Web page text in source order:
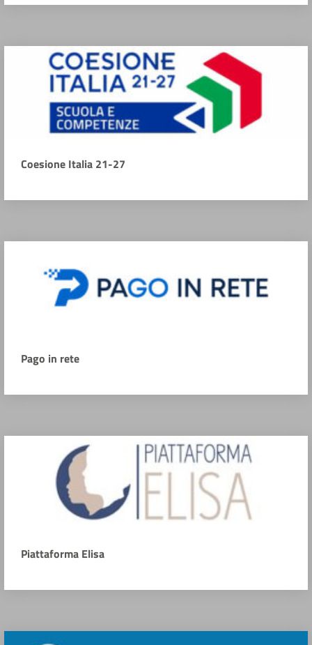
Coesione Italia 21-27
Pago in rete
Piattaforma Elisa